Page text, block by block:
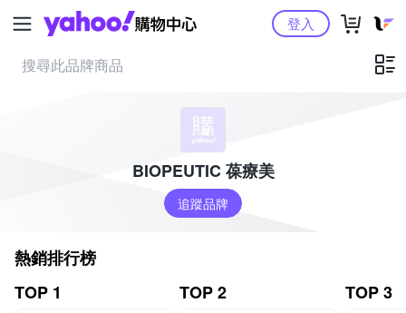
Yahoo購物中心登入
BIOPEUTIC 葆療美
追蹤品牌
熱銷排行榜
TOP 1
TOP 2 TOP 3